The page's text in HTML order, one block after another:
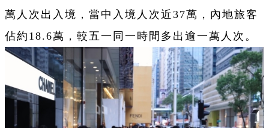
萬人次出入境，當中入境人次近37萬，內地旅客
佔約18.6萬，較五一同一時間多出逾一萬人次。